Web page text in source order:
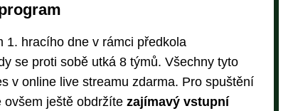
1. hracího dne v rámci předkola
se proti sobě utká 8 týmů. Všechny tyto
v online live streamu zdarma. Pro spuštění
ještě obdržíte zajímavý vstupní